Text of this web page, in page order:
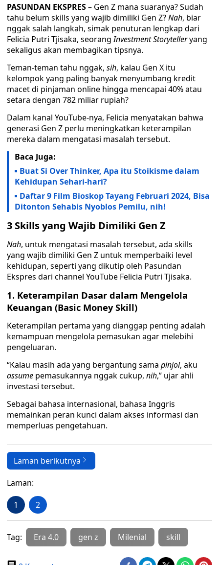
PASUNDAN EKSPRES– Gen Z mana suaranya? Sudah
tahu belum skills yang wajib dimiliki Gen Z?Nah, biar
nggak salah langkah, simak penuturan lengkap dari
Felicia Putri Tjisaka, seorangInvestment Storytelleryang
sekaligus akan membagikan tipsnya.
Teman-teman tahu nggak, sih, kalau Gen X itu
kelompok yang paling banyak menyumbang kredit
macet di pinjaman online hingga mencapai 40% atau
setara dengan 782 miliar rupiah?
Dalam kanal YouTube-nya, Felicia menyatakan bahwa
generasi Gen Z perlu meningkatkan keterampilan
mereka dalam mengatasi masalah tersebut.
Baca Juga:
Buat Si Over Thinker, Apa itu Stoikisme dalam
Kehidupan Sehari-hari?
Daftar 9 Film Bioskop Tayang Februari 2024, Bisa
Ditonton Sehabis Nyoblos Pemilu, nih!
3 Skills yang Wajib Dimiliki Gen Z
Nah, untuk mengatasi masalah tersebut, ada skills
yang wajib dimiliki Gen Z untuk memperbaiki level
kehidupan, seperti yang dikutip oleh Pasundan
Ekspres dari channel YouTube Felicia Putri Tjisaka.
1. Keterampilan Dasar dalam Mengelola
Keuangan (Basic Money Skill)
Keterampilan pertama yang dianggap penting adalah
kemampuan mengelola pemasukan agar melebihi
pengeluaran.
“Kalau masih ada yang bergantung sama pinjol, aku
assume pemasukannya nggak cukup, nih,” ujar ahli
investasi tersebut.
Sebagai bahasa internasional, bahasa Inggris
memainkan peran kunci dalam akses informasi dan
memperluas pengetahuan.
Laman berikutnya
Laman:
1 2
Tag: Era 4.0 gen z Milenial skill